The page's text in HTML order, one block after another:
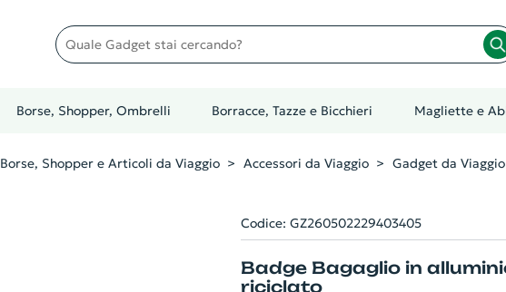
Quale gadget stai cercando?
Borse, Shopper, Ombrelli Borracce, Tazze e Bicchieri Magliette e
Borse, Shopper e Articoli da Viaggio Accessori da Viaggio Gadget da Viaggio
Codice: GZ260502229403405
Badge Bagaglio in
riciclato